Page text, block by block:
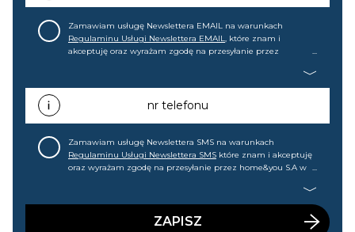
Zamawiam usługę Newslettera EMAIL na warunkach
Regulaminu Usługi Newslettera EMAIL, które znam i
akceptuję oraz wyrażam zgodę na przesyłanie przez
promocjach, wyprzedażach). Wiem, że mogę tę zgodę w
każdej chwili cofnąć.nr telefonu
Zamawiam usługę Newslettera SMS na warunkach
Regulaminu Usługi Newslettera SMS które znam i akceptuję
oraz wyrażam zgodę na przesyłanie przez home&you S.A w
wyprzedażach). Wiem, że mogę tę zgodę w każdej chwili
ZAPISZ